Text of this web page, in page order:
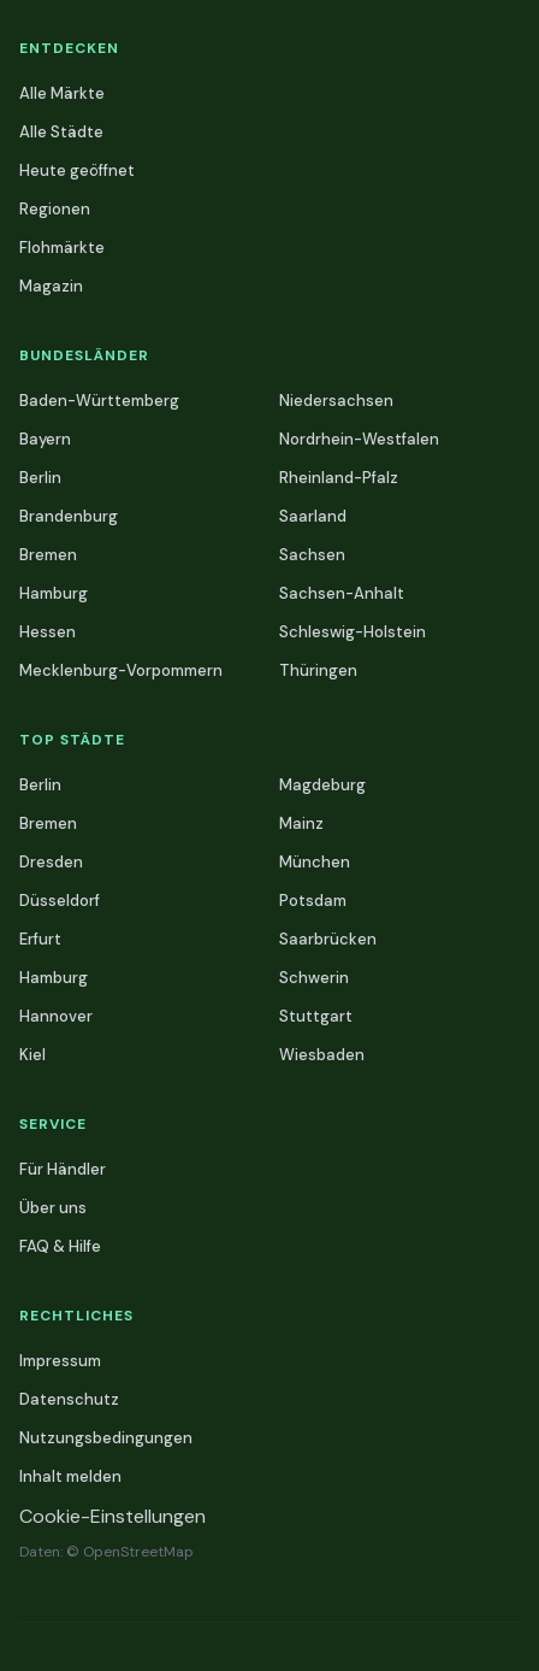
ENTDECKEN
Alle Märkte
Alle Städte
Heute geöffnet
Regionen
Flohmärkte
Magazin
BUNDESLÄNDER
Baden-Württemberg
Bayern
Berlin
Brandenburg
Bremen
Hamburg
Hessen
Mecklenburg-Vorpommern
Niedersachsen
Nordrhein-Westfalen
Rheinland-Pfalz
Saarland
Sachsen
Sachsen-Anhalt
Schleswig-Holstein
Thüringen
TOP STÄDTE
Berlin
Bremen
Dresden
Düsseldorf
Erfurt
Hamburg
Hannover
Kiel
Magdeburg
Mainz
München
Potsdam
Saarbrücken
Schwerin
Stuttgart
Wiesbaden
SERVICE
Für Händler
Über uns
FAQ & Hilfe
RECHTLICHES
Impressum
Datenschutz
Nutzungsbedingungen
Inhalt melden
Cookie-Einstellungen
Daten: © OpenStreetMap